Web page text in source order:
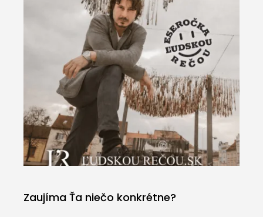
Zaujíma Ťa niečo konkrétne?